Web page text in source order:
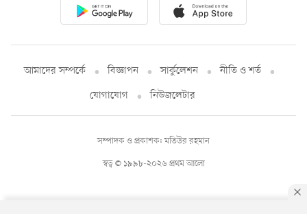
আমাদের সম্পর্কে বিজ্ঞাপন সার্কুলেশন
নীতি ও শর্ত
যোগাযোগ
নিউজলেটার
স্বত্ব © ১৯৯৮-২০২৬ প্রথম আলো
সম্পাদক ও প্রকাশক: মতিউর রহমান